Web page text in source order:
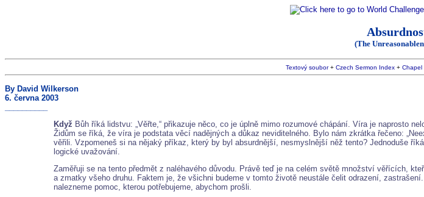
(The
Textový soubor+ Czech Sermon Index+ Chapel
By David Wilkerson
6. června 2003
Když Bůh říká lidstvu: „Věřte,“ přikazuje něco, co je úplně mimo rozumové chápání. Víra je naprosto
Židům se říká, že víra je podstata věcí nadějných a důkaz neviditelného. Bylo nám zkrátka řečeno:
věřili. Vzpomeneš si na nějaký příkaz, který by byl absurdnější, nesmyslnější něž tento? Jednoduše
logické uvažování.
Zaměřuji se na tento předmět z naléhavého důvodu. Právě teď je na celém světě množství věřících,
a zmatky všeho druhu. Faktem je, že všichni budeme v tomto životě neustále čelit odrazení,
nalezneme pomoc, kterou potřebujeme, abychom prošli.